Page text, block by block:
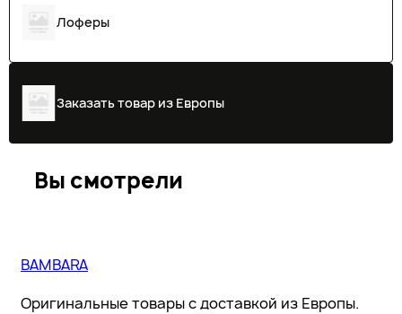
Лоферы
Заказать товар из Европы
Вы смотрели
BAMBARA
Оригинальные товары с доставкой из Европы.